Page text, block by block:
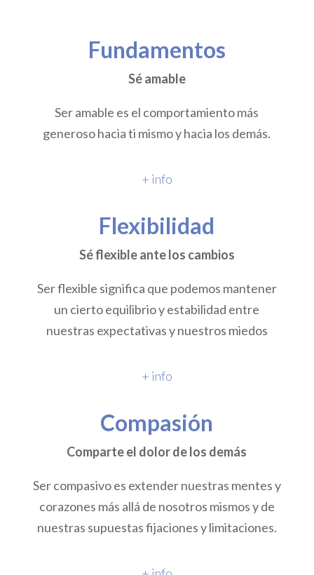
Fundamentos
Sé amable
Ser amable es el comportamiento más
generoso hacia ti mismo y hacia los demás.
+ info
Flexibilidad
Sé flexible ante los cambios
Ser flexible significa que podemos mantener
un cierto equilibrio y estabilidad entre
nuestras expectativas y nuestros miedos
+ info
Compasión
Comparte el dolor de los demás
Ser compasivo es extender nuestras mentes y
corazones más allá de nosotros mismos y de
nuestras supuestas fijaciones y limitaciones.